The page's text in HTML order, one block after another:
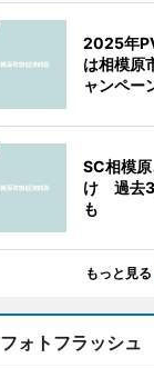
2025年
は相模原
ャンペー
SC相模
け 過去3
も
もっと見る
フォトフラッシュ